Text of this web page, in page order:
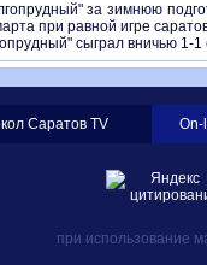
за зимнюю
при равной игре
сыграл вничью
Саратов TV On-
при использование